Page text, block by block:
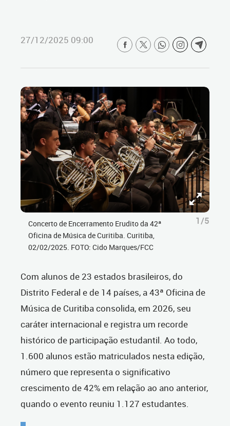
27/12/2025 09:00
Concerto de Encerramento Erudito da 42ª
Oficina de Música de Curitiba. Curitiba,
02/02/2025. FOTO: Cido Marques/FCC
1/5
Com alunos de 23 estados brasileiros, do
Distrito Federal e de 14 países, a 43ª Oficina de
Música de Curitiba consolida, em 2026, seu
caráter internacional e registra um recorde
histórico de participação estudantil. Ao todo,
1.600 alunos estão matriculados nesta edição,
número que representa o significativo
crescimento de 42% em relação ao ano anterior,
quando o evento reuniu 1.127 estudantes.